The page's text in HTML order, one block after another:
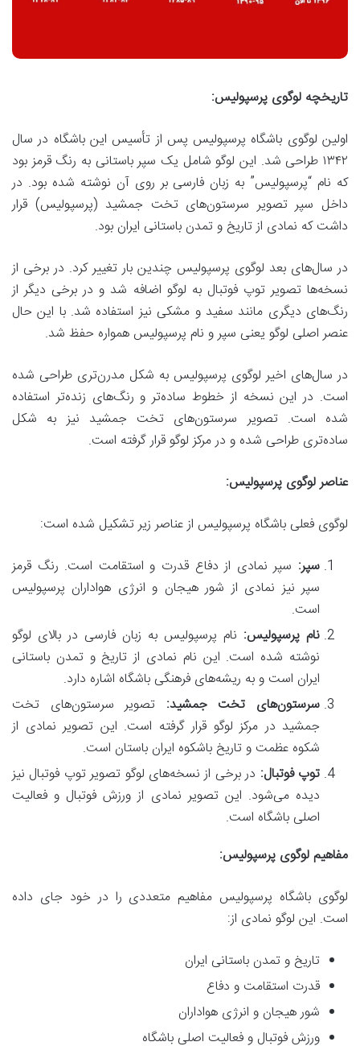
تاریخچه لوگوی پرسپولیس:
اولین لوگوی باشگاه پرسپولیس پس از تأسیس این باشگاه در سال
۱۳۴۲ طراحی شد. این لوگو شامل یک سپر باستانی به رنگ قرمز بود
که نام “پرسپولیس” به زبان فارسی بر روی آن نوشته شده بود. در
داخل سپر تصویر سرستون‌های تخت جمشید (پرسپولیس) قرار
داشت که نمادی از تاریخ و تمدن باستانی ایران بود.
در سال‌های بعد لوگوی پرسپولیس چندین بار تغییر کرد. در برخی از
نسخه‌ها تصویر توپ فوتبال به لوگو اضافه شد و در برخی دیگر از
رنگ‌های دیگری مانند سفید و مشکی نیز استفاده شد. با این حال
عنصر اصلی لوگو یعنی سپر و نام پرسپولیس همواره حفظ شد.
در سال‌های اخیر لوگوی پرسپولیس به شکل مدرن‌تری طراحی شده
است. در این نسخه از خطوط ساده‌تر و رنگ‌های زنده‌تر استفاده
شده است. تصویر سرستون‌های تخت جمشید نیز به شکل
ساده‌تری طراحی شده و در مرکز لوگو قرار گرفته است.
عناصر لوگوی پرسپولیس:
لوگوی فعلی باشگاه پرسپولیس از عناصر زیر تشکیل شده است:
سپر: سپر نمادی از دفاع قدرت و استقامت است. رنگ قرمز
سپر نیز نمادی از شور هیجان و انرژی هواداران پرسپولیس
است.
نام پرسپولیس: نام پرسپولیس به زبان فارسی در بالای لوگو
نوشته شده است. این نام نمادی از تاریخ و تمدن باستانی
ایران است و به ریشه‌های فرهنگی باشگاه اشاره دارد.
سرستون‌های تخت جمشید: تصویر سرستون‌های تخت
جمشید در مرکز لوگو قرار گرفته است. این تصویر نمادی از
شکوه عظمت و تاریخ باشکوه ایران باستان است.
توپ فوتبال: در برخی از نسخه‌های لوگو تصویر توپ فوتبال نیز
دیده می‌شود. این تصویر نمادی از ورزش فوتبال و فعالیت
اصلی باشگاه است.
مفاهیم لوگوی پرسپولیس:
لوگوی باشگاه پرسپولیس مفاهیم متعددی را در خود جای داده
است. این لوگو نمادی از:
تاریخ و تمدن باستانی ایران
قدرت استقامت و دفاع
شور هیجان و انرژی هواداران
ورزش فوتبال و فعالیت اصلی باشگاه